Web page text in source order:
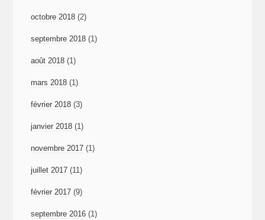
octobre 2018 (2)
septembre 2018 (1)
août 2018 (1)
mars 2018 (1)
février 2018 (3)
janvier 2018 (1)
novembre 2017 (1)
juillet 2017 (11)
février 2017 (9)
septembre 2016 (1)